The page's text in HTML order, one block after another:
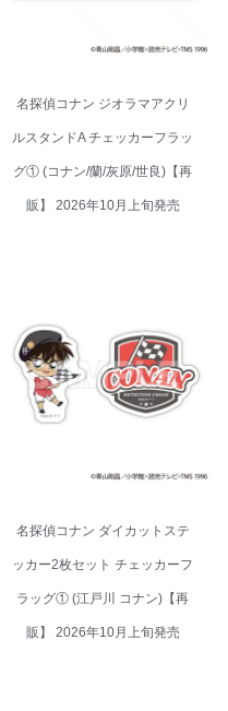
名探偵コナン ジオラマアクリ
ルスタンドA チェッカーフラッ
グ① (コナン/蘭/灰原/世良)【再
販】 2026年10月上旬発売
名探偵コナン ダイカットステッ
カー2枚セット チェッカーフラッ
グ① (江戸川 コナン)【再販】
2026年10月上旬発売
名探偵コナン ダイカットステ
ッカー2枚セット チェッカーフ
ラッグ① (江戸川 コナン)【再
販】 2026年10月上旬発売